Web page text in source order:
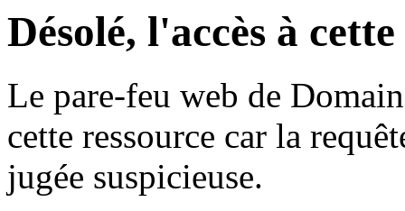
Désolé, l'accès à
Le pare-feu web de
cette ressource car la
jugée suspicieuse.